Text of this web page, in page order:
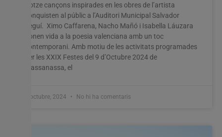
Dotze cançons inspirades en les obres de l’artista
conquisten al públic a l’Auditori Municipal Salvador
Seguí. Ximo Caffarena, Nacho Mañó i Isabella Láuzara
donen vida a la poesia valenciana amb un toc
contemporani. Amb motiu de les activitats programades
per les XXIX Festes del 9 d’Octubre 2024 de
Massanassa, el
8 octubre, 2024 No hi ha comentaris